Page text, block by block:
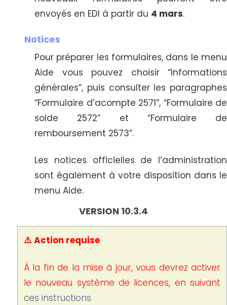
envoyés en EDI à partir du 4 mars.
Notices
Pour préparer les formulaires, dans le menu
Aide vous pouvez choisir “Informations
générales”, puis consulter les paragraphes
“Formulaire d’acompte 2571”, “Formulaire de
solde 2572” et “Formulaire de
remboursement 2573”.
Les notices officielles de l’administration
sont également à votre disposition dans le
menu Aide.
VERSION 10.3.4
⚠️ Action requise
À la fin de la mise à jour, vous devrez activer
le nouveau système de licences, en suivant
ces instructions